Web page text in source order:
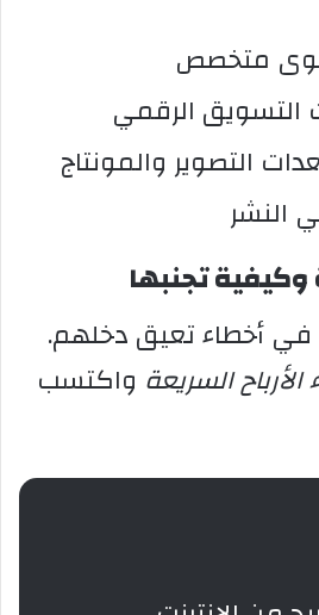
متخصص
التسويق الرقمي
التصوير والمونتاج
النشر
وكيفية تجنبها
في أخطاء تعيق دخلهم.
السريعة واكتسب